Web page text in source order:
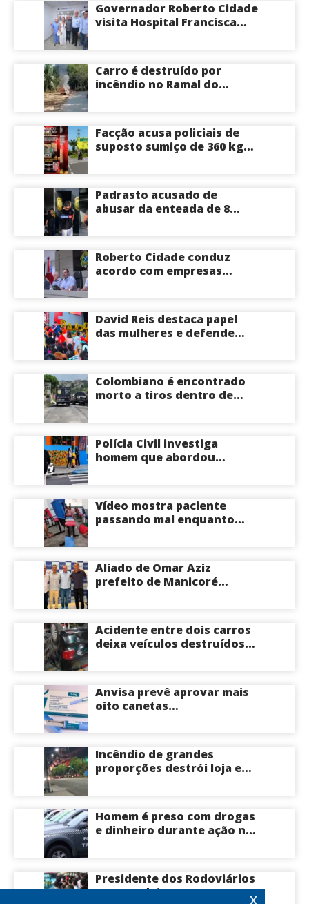
Governador Roberto Cidade
visita Hospital Francisca
cirurgias cardíacas
pediátricas
Carro é destruído por
incêndio no Ramal do
Facção acusa policiais de
suposto sumiço de 360 kg
Padrasto acusado de
abusar da enteada de 8
menina pode perder o útero
Roberto Cidade conduz
acordo com empresas
David Reis destaca papel
das mulheres e defende
Almeida ao Governo do
Amazonas
Colombiano é encontrado
morto a tiros dentro de
Polícia Civil investiga
homem que abordou
Vídeo mostra paciente
passando mal enquanto
Aliado de Omar Aziz
prefeito de Manicoré
Acidente entre dois carros
deixa veículos destruídos
Anvisa prevê aprovar mais
oito canetas
Incêndio de grandes
proporções destrói loja e
Homem é preso com drogas
e dinheiro durante ação na
Presidente dos Rodoviários
ameaça deixar Manaus comx